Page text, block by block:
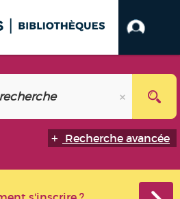
Recherche avancée